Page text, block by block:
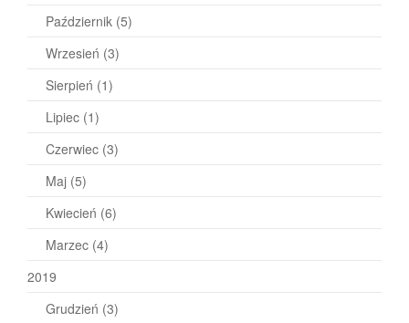
Październik (5)
Wrzesień (3)
Sierpień (1)
Lipiec (1)
Czerwiec (3)
Maj (5)
Kwiecień (6)
Marzec (4)
2019
Grudzień (3)